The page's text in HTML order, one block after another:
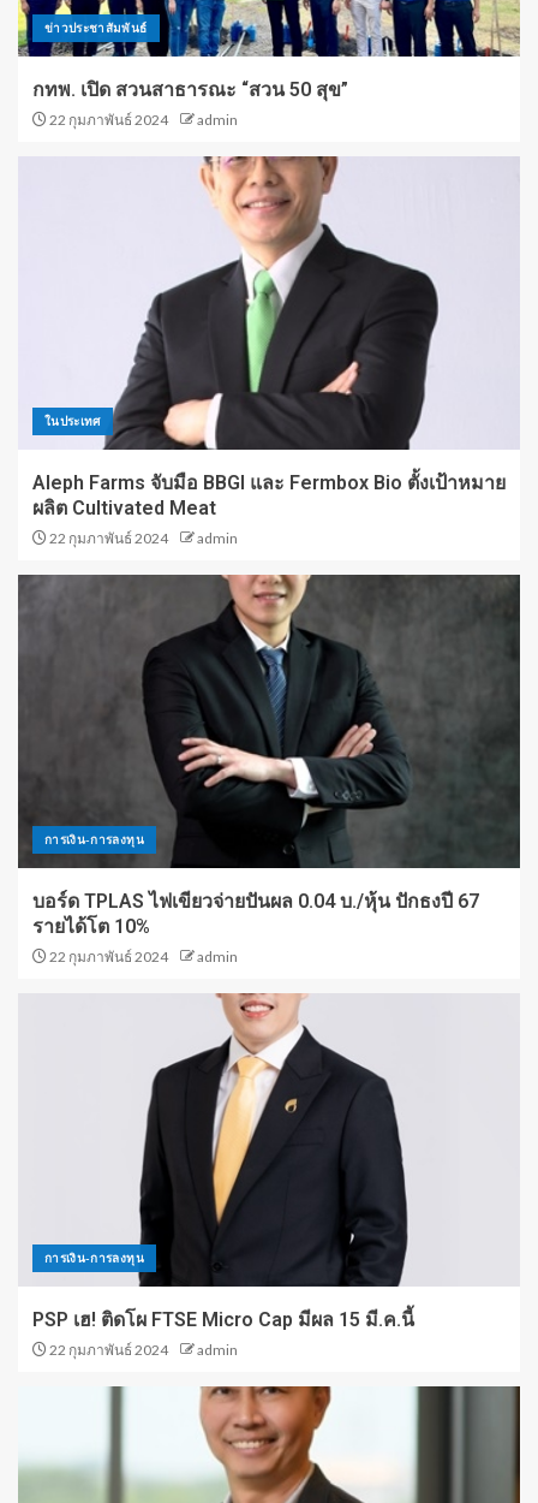
ข่าวประชาสัมพันธ์
กทพ. เปิด สวนสาธารณะ “สวน 50 สุข”
22 กุมภาพันธ์ 2024 admin
ในประเทศ
Aleph Farms จับมือ BBGI และ Fermbox Bio ตั้งเป้าหมาย
ผลิต Cultivated Meat
22 กุมภาพันธ์ 2024 admin
การเงิน-การลงทุน
บอร์ด TPLAS ไฟเขียวจ่ายปันผล 0.04 บ./หุ้น ปักธงปี 67
รายได้โต 10%
22 กุมภาพันธ์ 2024 admin
การเงิน-การลงทุน
PSP เฮ! ติดโผ FTSE Micro Cap มีผล 15 มี.ค.นี้
22 กุมภาพันธ์ 2024 admin